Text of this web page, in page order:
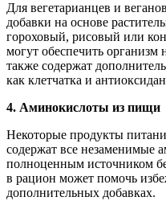
Для вегетарианцев и
добавки на основе
гороховый, рисовый или
могут обеспечить
также содержат
как клетчатка и
4. Аминокислоты из пищи
Некоторые продукты
содержат все незаменимые
полноценным источником
в рацион может помочь
дополнительных добавках.